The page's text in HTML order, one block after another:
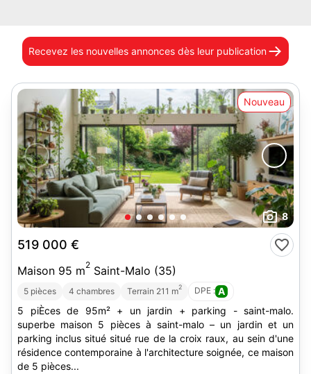
Recevez les nouvelles annonces dès leur publication
Nouveau
8
519 000 €
Maison 95 m2 Saint-Malo (35)
5 pièces 4 chambres Terrain 211 m2 DPE : A
5 piÈces de 95m² + un jardin + parking - saint-malo.
superbe maison 5 pièces à saint-malo – un jardin et un
parking inclus situé situé rue de la croix raux, au sein d'une
résidence contemporaine à l'architecture soignée, ce maison
de 5 pièces...